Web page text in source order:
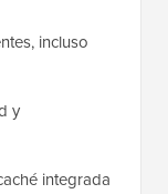
incluso
y
integrada